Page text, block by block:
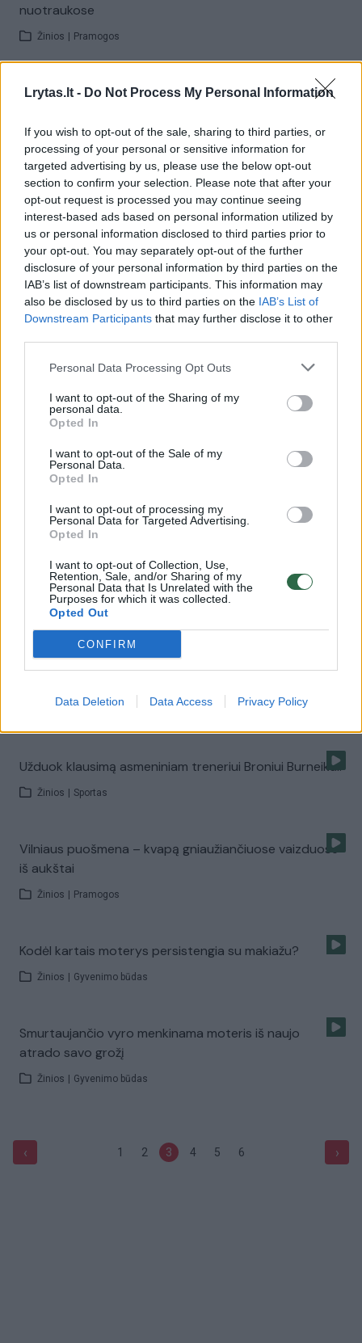
Lrytas.lt - Do Not Process My Personal Information
If you wish to opt-out of the sale, sharing to third parties, or
processing of your personal or sensitive information for
targeted advertising by us, please use the below opt-out
section to confirm your selection. Please note that after your
opt-out request is processed you may continue seeing
interest-based ads based on personal information utilized by
us or personal information disclosed to third parties prior to
your opt-out. You may separately opt-out of the further
disclosure of your personal information by third parties on the
IAB’s list of downstream participants. This information may
also be disclosed by us to third parties on the IAB’s List of
Downstream Participants that may further disclose it to other
Personal Data Processing Opt Outs
I want to opt-out of the Sharing of my
personal data.
Opted In
I want to opt-out of the Sale of my
Personal Data.
Opted In
I want to opt-out of processing my
Personal Data for Targeted Advertising.
Opted In
I want to opt-out of Collection, Use,
Retention, Sale, and/or Sharing of my
Personal Data that Is Unrelated with the
Purposes for which it was collected.
Opted Out
CONFIRM
Data Deletion Data Access Privacy Policy
nuotraukose
Žinios Pramogos
Nustebsite pamatę, kaip šis akcentas gali pakeisti jūsų
Žinios | Pramogos
Pagalba vasarą: 3 paprasti dalykai padės turėti tobulą
veido odą
Žinios | Gyvenimo būdas
Tobula lūpų forma: patarimai, kaip nepriekaištingai
pasidažyti
Žinios | Pramogos
Kelios gudrybės padės atrodyti nepriekaištingai karštą
dieną
Žinios | Vyrų akimis
Pažiūrėkite, kaip Vaida Skaisgirė puošėsi „Sidabrinei
gervei“
Žinios | Pramogos
Užduok klausimą asmeniniam treneriui Broniui Burneikai!
Žinios Sportas
Vilniaus puošmena – kvapą gniaužiančiuose vaizduose
iš aukštai
Žinios Pramogos
Kodėl kartais moterys persistengia su makiažu?
Žinios Gyvenimo būdas
Smurtaujančio vyro menkinama moteris iš naujo
atrado savo grožį
Žinios Gyvenimo būdas
‹ 1 2 3 4 5 6 ›